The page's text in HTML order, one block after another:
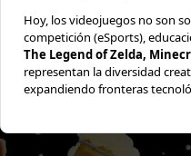
Hoy, los videojuegos no son
competición (eSports),
The Legend of Zelda,
representan la diversidad
expandiendo fronteras